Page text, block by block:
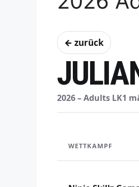
← zurück
2026 – Adults LK1
WETTKAMPF